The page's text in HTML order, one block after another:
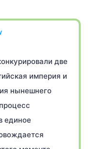
две
империя и
нынешнего
единое